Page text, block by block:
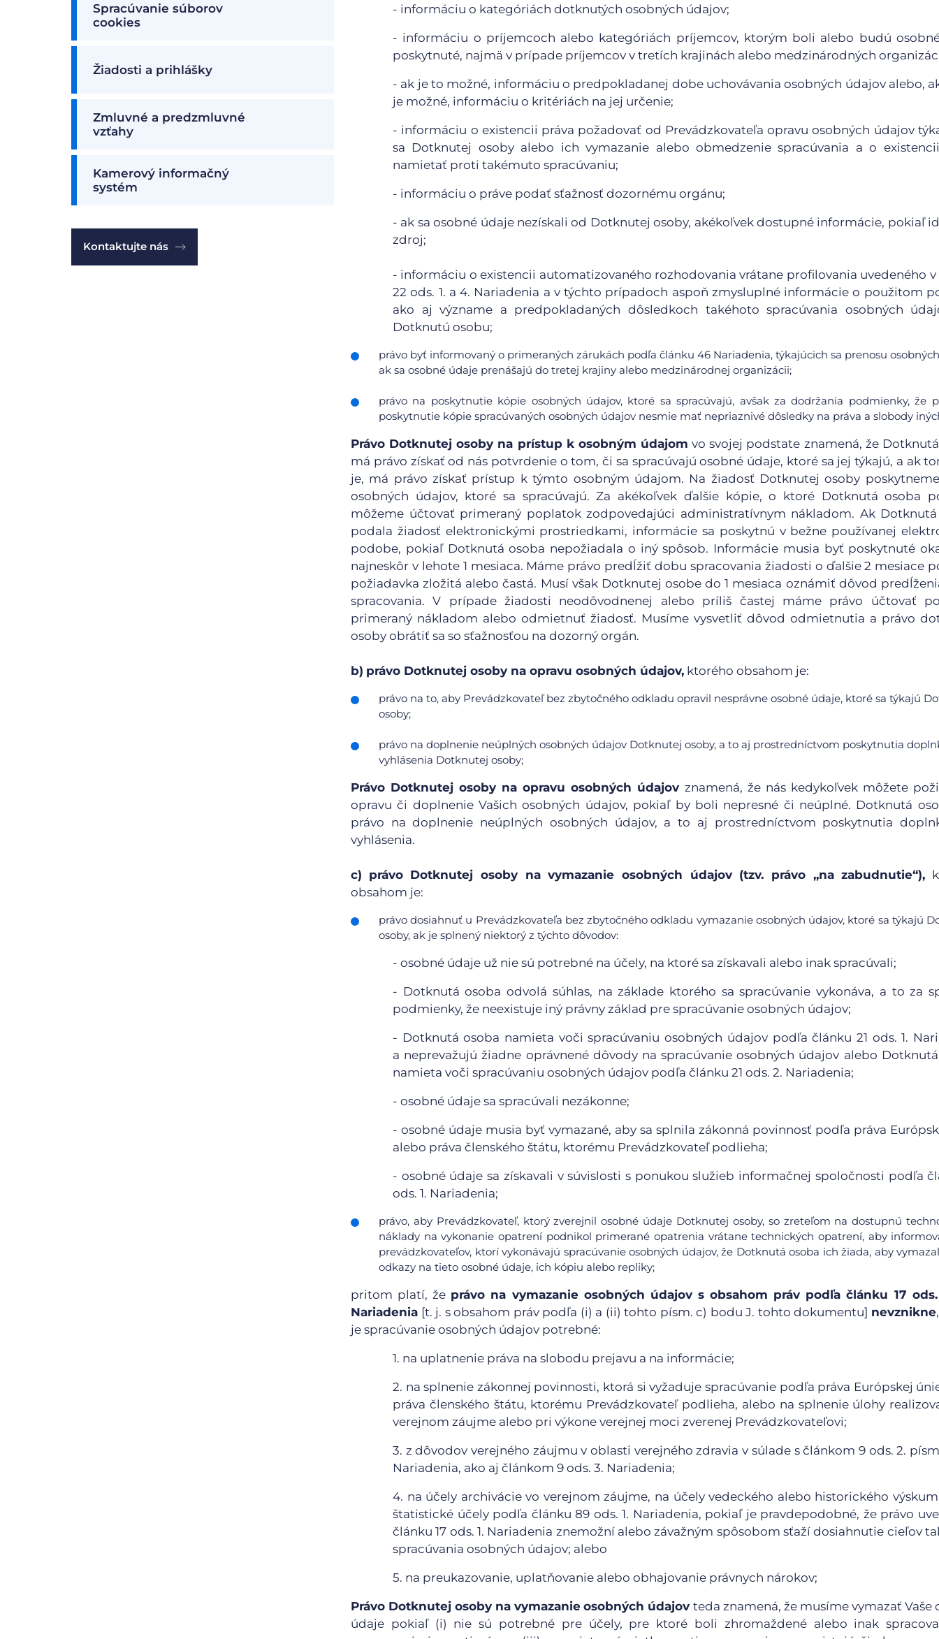
Spracúvanie súborov
cookies
Žiadosti a prihlášky
Zmluvné a predzmluvné
vzťahy
Kamerový informačný
systém
Kontaktujte nás
- informáciu o kategóriách dotknutých osobných údajov;
- informáciu o príjemcoch alebo kategóriách príjemcov, ktorým boli alebo budú
poskytnuté, najmä v prípade príjemcov v tretích krajinách alebo medzinárodných
- ak je to možné, informáciu o predpokladanej dobe uchovávania osobných údajov alebo,
je možné, informáciu o kritériách na jej určenie;
- informáciu o existencii práva požadovať od Prevádzkovateľa opravu osobných údajov
sa Dotknutej osoby alebo ich vymazanie alebo obmedzenie spracúvania a o
namietať proti takémuto spracúvaniu;
- informáciu o práve podať sťažnosť dozornému orgánu;
- ak sa osobné údaje nezískali od Dotknutej osoby, akékoľvek dostupné informácie, pokiaľ
zdroj;
- informáciu o existencii automatizovaného rozhodovania vrátane profilovania uvedeného
22 ods. 1. a 4. Nariadenia a v týchto prípadoch aspoň zmysluplné informácie o použitom
ako aj význame a predpokladaných dôsledkoch takéhoto spracúvania osobných
Dotknutú osobu;
právo byť informovaný o primeraných zárukách podľa článku 46 Nariadenia, týkajúcich sa prenosu
ak sa osobné údaje prenášajú do tretej krajiny alebo medzinárodnej organizácii;
právo na poskytnutie kópie osobných údajov, ktoré sa spracúvajú, avšak za dodržania podmienky, že
poskytnutie kópie spracúvaných osobných údajov nesmie mať nepriaznivé dôsledky na práva a slobody
Právo Dotknutej osoby na prístup k osobným údajom vo svojej podstate znamená, že
má právo získať od nás potvrdenie o tom, či sa spracúvajú osobné údaje, ktoré sa jej týkajú, a ak
je, má právo získať prístup k týmto osobným údajom. Na žiadosť Dotknutej osoby
osobných údajov, ktoré sa spracúvajú. Za akékoľvek ďalšie kópie, o ktoré Dotknutá osoba
môžeme účtovať primeraný poplatok zodpovedajúci administratívnym nákladom. Ak
podala žiadosť elektronickými prostriedkami, informácie sa poskytnú v bežne používanej
podobe, pokiaľ Dotknutá osoba nepožiadala o iný spôsob. Informácie musia byť poskytnuté
najneskôr v lehote 1 mesiaca. Máme právo predĺžiť dobu spracovania žiadosti o ďalšie 2 mesiace
požiadavka zložitá alebo častá. Musí však Dotknutej osobe do 1 mesiaca oznámiť dôvod
spracovania. V prípade žiadosti neodôvodnenej alebo príliš častej máme právo účtovať
primeraný nákladom alebo odmietnuť žiadosť. Musíme vysvetliť dôvod odmietnutia a právo
osoby obrátiť sa so sťažnosťou na dozorný orgán.
b) právo Dotknutej osoby na opravu osobných údajov, ktorého obsahom je:
právo na to, aby Prevádzkovateľ bez zbytočného odkladu opravil nesprávne osobné údaje, ktoré sa týkajú
osoby;
právo na doplnenie neúplných osobných údajov Dotknutej osoby, a to aj prostredníctvom poskytnutia
vyhlásenia Dotknutej osoby;
Právo Dotknutej osoby na opravu osobných údajov znamená, že nás kedykoľvek môžete
opravu či doplnenie Vašich osobných údajov, pokiaľ by boli nepresné či neúplné. Dotknutá
právo na doplnenie neúplných osobných údajov, a to aj prostredníctvom poskytnutia
vyhlásenia.
c) právo Dotknutej osoby na vymazanie osobných údajov (tzv. právo „na zabudnutie“),
obsahom je:
právo dosiahnuť u Prevádzkovateľa bez zbytočného odkladu vymazanie osobných údajov, ktoré sa týkajú
osoby, ak je splnený niektorý z týchto dôvodov:
- osobné údaje už nie sú potrebné na účely, na ktoré sa získavali alebo inak spracúvali;
- Dotknutá osoba odvolá súhlas, na základe ktorého sa spracúvanie vykonáva, a to za
podmienky, že neexistuje iný právny základ pre spracúvanie osobných údajov;
- Dotknutá osoba namieta voči spracúvaniu osobných údajov podľa článku 21 ods. 1.
a neprevažujú žiadne oprávnené dôvody na spracúvanie osobných údajov alebo
namieta voči spracúvaniu osobných údajov podľa článku 21 ods. 2. Nariadenia;
- osobné údaje sa spracúvali nezákonne;
- osobné údaje musia byť vymazané, aby sa splnila zákonná povinnosť podľa práva
alebo práva členského štátu, ktorému Prevádzkovateľ podlieha;
- osobné údaje sa získavali v súvislosti s ponukou služieb informačnej spoločnosti podľa
ods. 1. Nariadenia;
právo, aby Prevádzkovateľ, ktorý zverejnil osobné údaje Dotknutej osoby, so zreteľom na dostupnú
náklady na vykonanie opatrení podnikol primerané opatrenia vrátane technických opatrení, aby
prevádzkovateľov, ktorí vykonávajú spracúvanie osobných údajov, že Dotknutá osoba ich žiada, aby
odkazy na tieto osobné údaje, ich kópiu alebo repliky;
pritom platí, že právo na vymazanie osobných údajov s obsahom práv podľa článku 17 ods.
Nariadenia [t. j. s obsahom práv podľa (i) a (ii) tohto písm. c) bodu J. tohto dokumentu] nevznikne
je spracúvanie osobných údajov potrebné:
1. na uplatnenie práva na slobodu prejavu a na informácie;
2. na splnenie zákonnej povinnosti, ktorá si vyžaduje spracúvanie podľa práva Európskej
práva členského štátu, ktorému Prevádzkovateľ podlieha, alebo na splnenie úlohy
verejnom záujme alebo pri výkone verejnej moci zverenej Prevádzkovateľovi;
3. z dôvodov verejného záujmu v oblasti verejného zdravia v súlade s článkom 9 ods. 2.
Nariadenia, ako aj článkom 9 ods. 3. Nariadenia;
4. na účely archivácie vo verejnom záujme, na účely vedeckého alebo historického
štatistické účely podľa článku 89 ods. 1. Nariadenia, pokiaľ je pravdepodobné, že právo
článku 17 ods. 1. Nariadenia znemožní alebo závažným spôsobom sťaží dosiahnutie cieľov
spracúvania osobných údajov; alebo
5. na preukazovanie, uplatňovanie alebo obhajovanie právnych nárokov;
Právo Dotknutej osoby na vymazanie osobných údajov teda znamená, že musíme vymazať Vaše
údaje pokiaľ (i) nie sú potrebné pre účely, pre ktoré boli zhromaždené alebo inak